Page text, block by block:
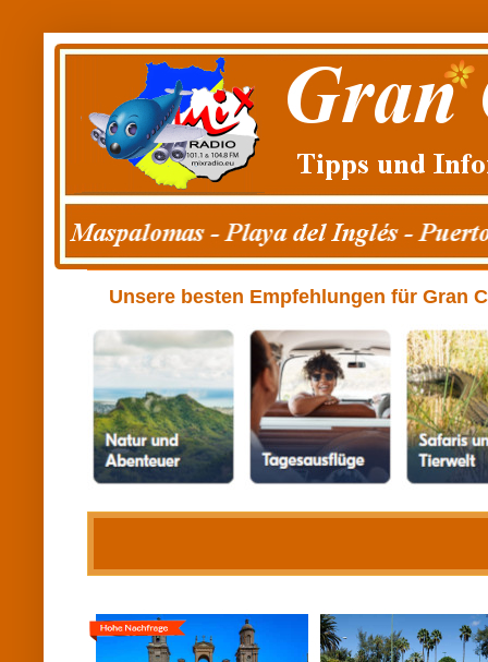
Unsere besten Empfehlungen für Gran